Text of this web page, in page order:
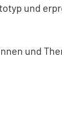
und
und